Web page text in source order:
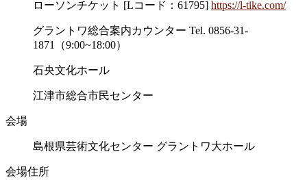
ローソンチケット [Lコード：61795] https://l-tike.com/
グラントワ総合案内カウンター Tel. 0856-31-
1871（9:00~18:00）
石央文化ホール
江津市総合市民センター
会場
島根県芸術文化センター グラントワ大ホール
会場住所